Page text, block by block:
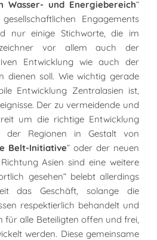
Wasser- und Energiebereich“
Engagements
nur einige Stichworte, die im
vor allem auch der
Entwicklung wie auch der
dienen soll. Wie wichtig gerade
Entwicklung Zentralasien ist,
Der zu vermeidende und
um die richtige Entwicklung
der Regionen in Gestalt von
Belt-Initiative“ oder der neuen
Asien sind eine weitere
gesehen“ belebt allerdings
das Geschäft, solange die
respektierlich behandelt und
für alle Beteiligten offen und frei,
werden. Diese gemeinsame